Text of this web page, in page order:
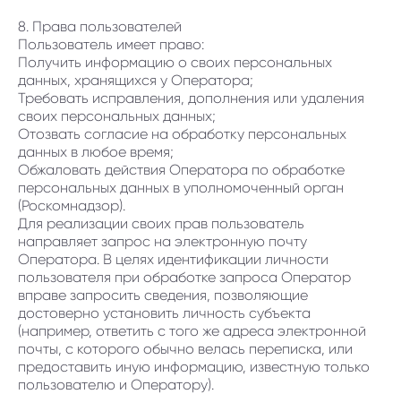
8. Права пользователей
Пользователь имеет право:
Получить информацию о своих персональных
данных, хранящихся у Оператора;
Требовать исправления, дополнения или удаления
своих персональных данных;
Отозвать согласие на обработку персональных
данных в любое время;
Обжаловать действия Оператора по обработке
персональных данных в уполномоченный орган
(Роскомнадзор).
Для реализации своих прав пользователь
направляет запрос на электронную почту
Оператора. В целях идентификации личности
пользователя при обработке запроса Оператор
вправе запросить сведения, позволяющие
достоверно установить личность субъекта
(например, ответить с того же адреса электронной
почты, с которого обычно велась переписка, или
предоставить иную информацию, известную только
пользователю и Оператору).